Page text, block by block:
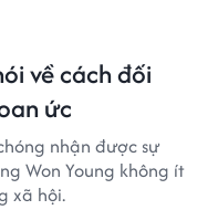
về cách đối
ức
nhận được sự
Won Young không ít
xã hội.